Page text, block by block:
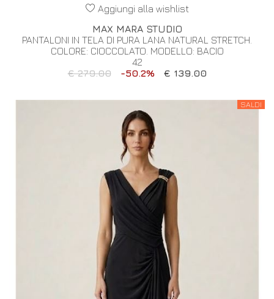
Aggiungi alla wishlist
MAX MARA STUDIO
PANTALONI IN TELA DI PURA LANA NATURAL STRETCH.
COLORE: CIOCCOLATO. MODELLO: BACIO
42
€ 279.00
-50.2% € 139.00
SALDI